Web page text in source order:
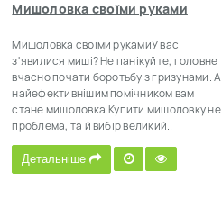
Мишоловка своїми руками
Мишоловка своїми рукамиУ вас
з'явилися миші? Не панікуйте, головне
вчасно почати боротьбу з гризунами. А
найефективнішим помічником вам
стане мишоловка.Купити мишоловку не
проблема, та й вибір великий..
Детальніше